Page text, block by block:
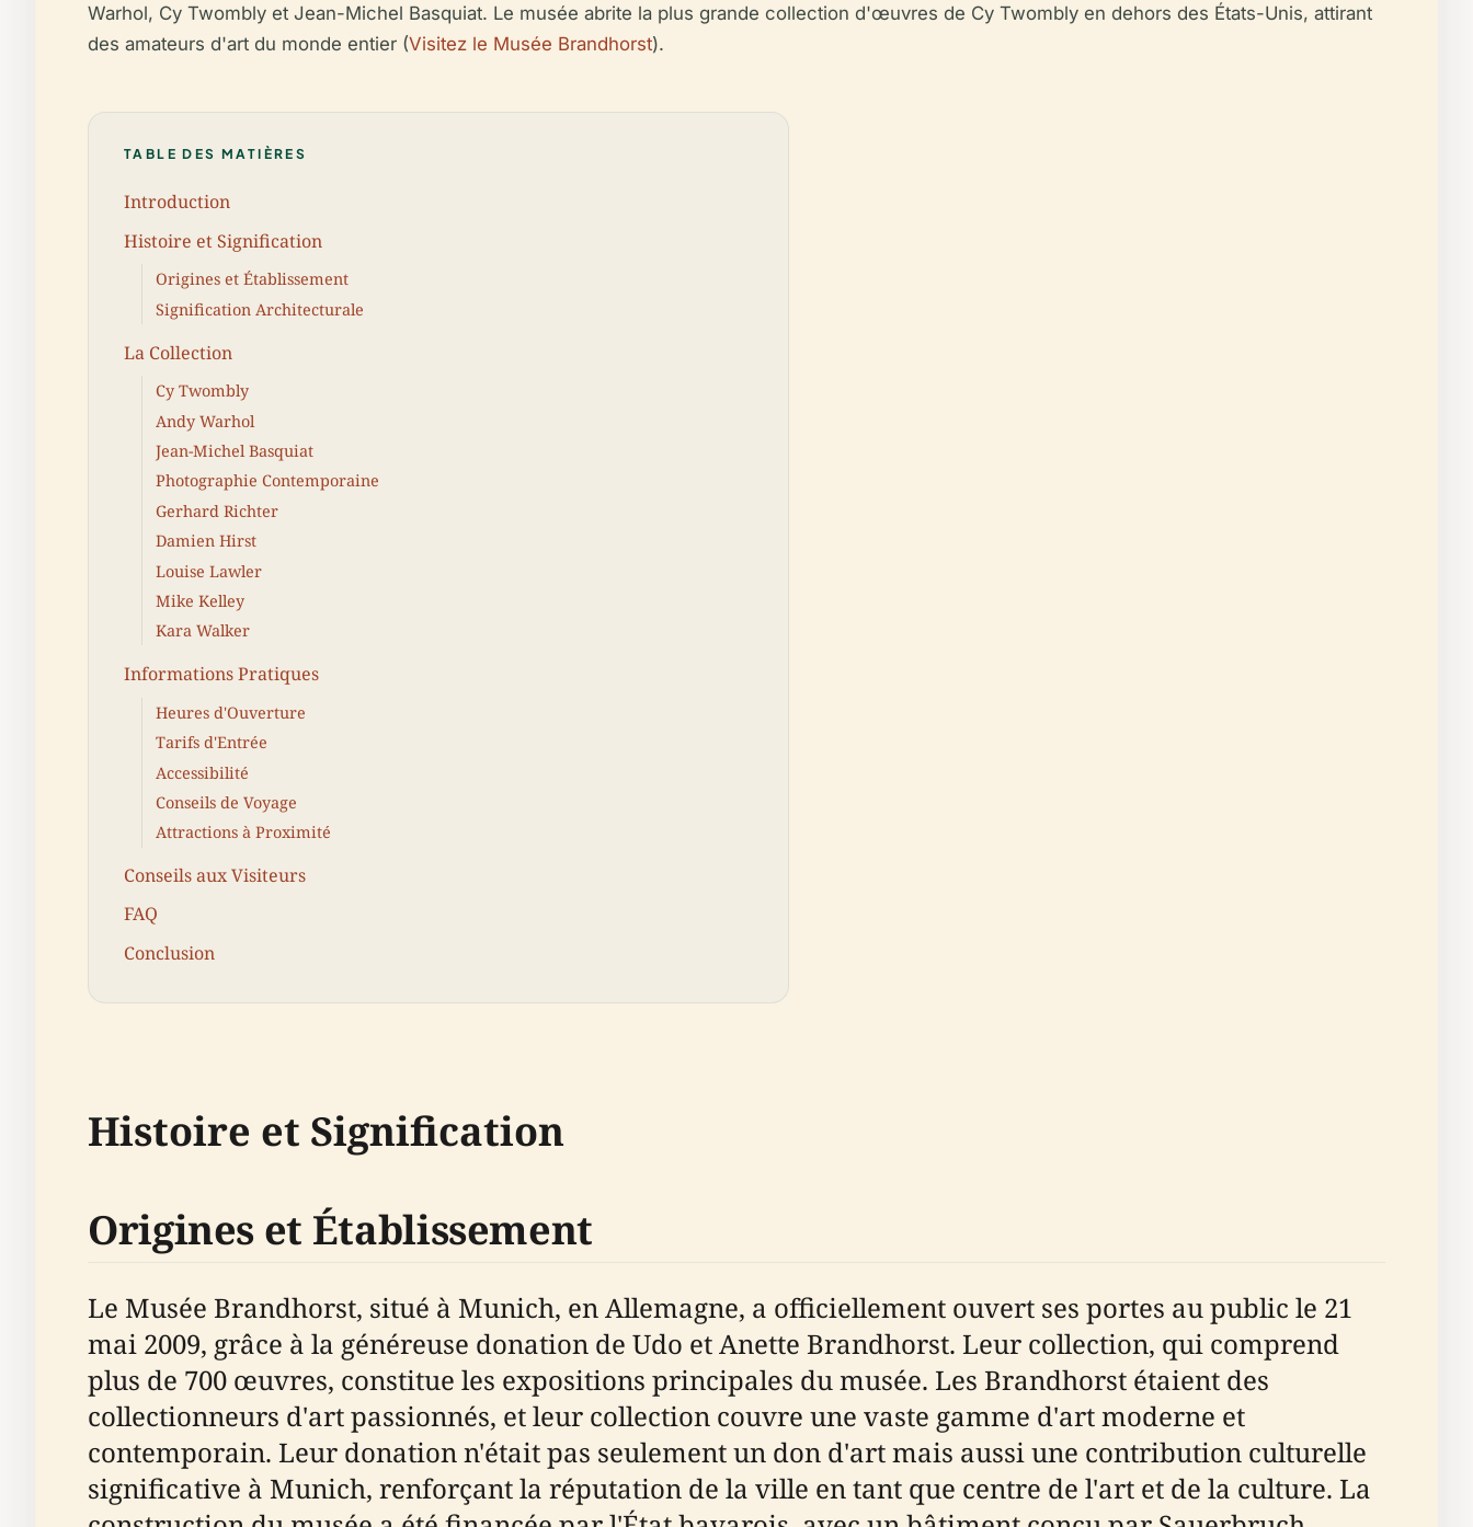
Warhol, Cy Twombly et Jean-Michel Basquiat. Le musée abrite la plus grande collection d'œuvres de Cy Twombly en dehors des États-Unis, attirant
des amateurs d'art du monde entier (Visitez le Musée Brandhorst).
TABLE DES MATIÈRES
Introduction
Histoire et Signification
Origines et Établissement
Signification Architecturale
La Collection
Cy Twombly
Andy Warhol
Jean-Michel Basquiat
Photographie Contemporaine
Gerhard Richter
Damien Hirst
Louise Lawler
Mike Kelley
Kara Walker
Informations Pratiques
Heures d'Ouverture
Tarifs d'Entrée
Accessibilité
Conseils de Voyage
Attractions à Proximité
Conseils aux Visiteurs
FAQ
Conclusion
Histoire et Signification
Origines et Établissement
Le Musée Brandhorst, situé à Munich, en Allemagne, a officiellement ouvert ses portes au public le 21
mai 2009, grâce à la généreuse donation de Udo et Anette Brandhorst. Leur collection, qui comprend
plus de 700 œuvres, constitue les expositions principales du musée. Les Brandhorst étaient des
collectionneurs d'art passionnés, et leur collection couvre une vaste gamme d'art moderne et
contemporain. Leur donation n'était pas seulement un don d'art mais aussi une contribution culturelle
significative à Munich, renforçant la réputation de la ville en tant que centre de l'art et de la culture. La